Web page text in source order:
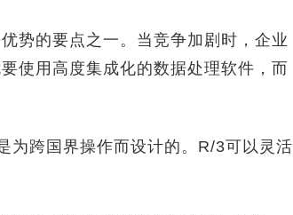
的要点之一。当竞争加剧时，企业
使用高度集成化的数据处理软件，而
跨国界操作而设计的。R/3可以灵活